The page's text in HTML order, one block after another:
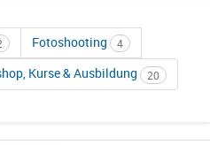
Fotoshooting 4
Kurse & Ausbildung 20